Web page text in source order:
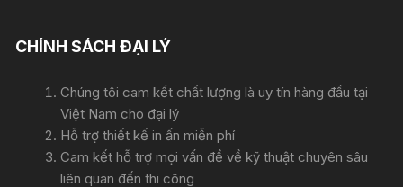
CHÍNH SÁCH ĐẠI LÝ
Chúng tôi cam kết chất lượng là uy tín hàng đầu tại
Việt Nam cho đại lý
Hỗ trợ thiết kế in ấn miễn phí
Cam kết hỗ trợ mọi vấn đề về kỹ thuật chuyên sâu
liên quan đến thi công